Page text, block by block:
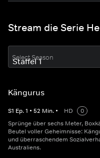
Stream die Serie
Select Season
Kängurus
S1 Ep.1 • 52 Min. • HD
0
Sprünge über sechs Meter,
Beutel voller Geheimnisse:
und überraschendem
Australiens.